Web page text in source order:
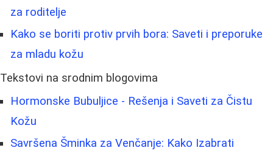
za roditelje
Kako se boriti protiv prvih bora: Saveti i preporuke
za mladu kožu
Tekstovi na srodnim blogovima
Hormonske Bubuljice - Rešenja i Saveti za Čistu
Kožu
Savršena Šminka za Venčanje: Kako Izabrati